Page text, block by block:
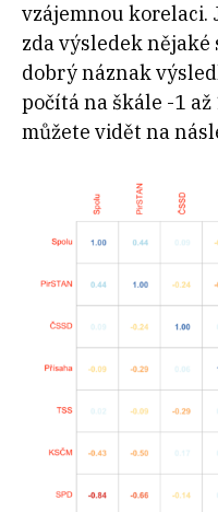
vzájemnou korelaci.
zda výsledek
dobrý náznak
počítá na škále -1
můžete vidět na